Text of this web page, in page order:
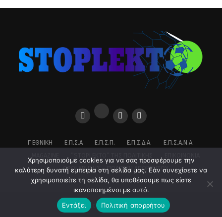
Γ ΕΘΝΙΚΉ Ε.Π.Σ.Α Ε.Π.Σ.Π. Ε.Π.Σ.Δ.Α.
Ε.Π.Σ.Α.Ν.Α.
ΌΡΟΙ ΧΡΉΣΗΣ – ΠΟΛΙΤΙΚΉ ΑΠΟΡΡΉΤΟΥ
Copyright © 2026 stoplekto.gr
Χρησιμοποιούμε cookies για να σας προσφέρουμε την
καλύτερη δυνατή εμπειρία στη σελίδα μας. Εάν συνεχίσετε να
χρησιμοποιείτε τη σελίδα, θα υποθέσουμε πως είστε
ικανοποιημένοι με αυτό.
Εντάξει
Πολιτική απορρήτου